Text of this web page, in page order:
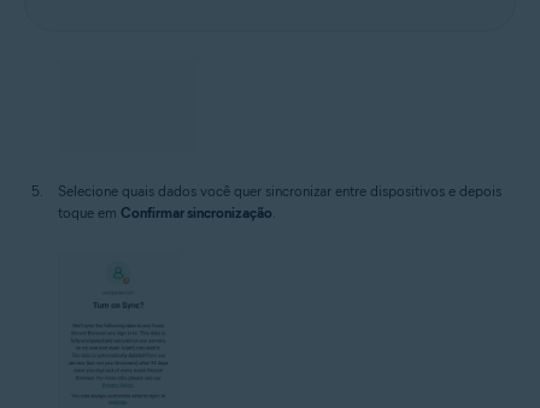
Selecione quais dados você quer sincronizar entre dispositivos e depois
toque em Confirmar sincronização